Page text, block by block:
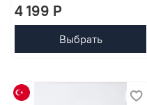
4 199 P
Выбрать